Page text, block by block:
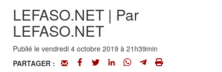
LEFASO.NET | Par
LEFASO.NET
Publié le vendredi 4 octobre 2019 à 21h39min
PARTAGER :